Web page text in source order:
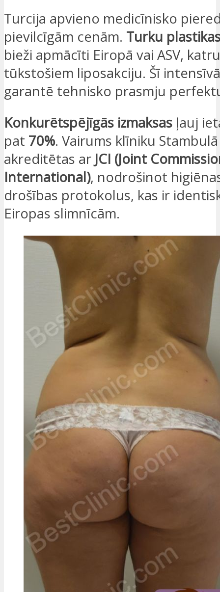
Turcija apvieno medicīnisko
pievilcīgām cenām. Turku
bieži apmācīti Eiropā vai ASV,
tūkstošiem liposakciju. Šī
garantē tehnisko prasmju
Konkurētspējīgās izmaksas ļauj
pat 70%. Vairums klīniku
akreditētas ar JCI (Joint
International), nodrošinot
drošības protokolus, kas ir
Eiropas slimnīcām.